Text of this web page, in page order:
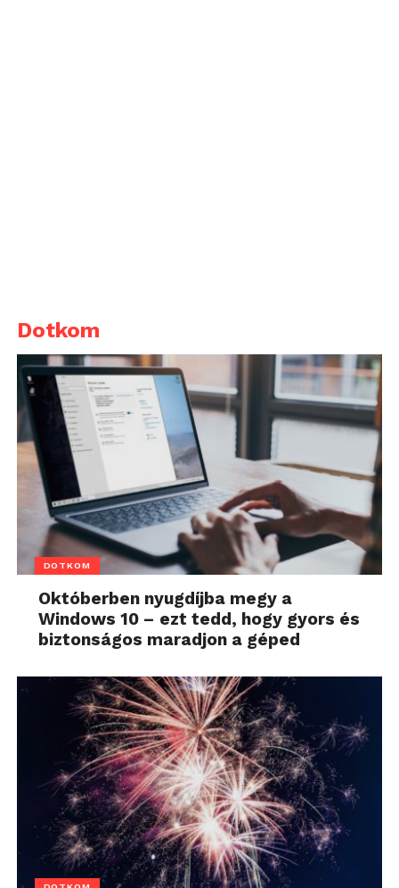
Dotkom
DOTKOM
Októberben nyugdíjba megy a
Windows 10 – ezt tedd, hogy gyors és
biztonságos maradjon a géped